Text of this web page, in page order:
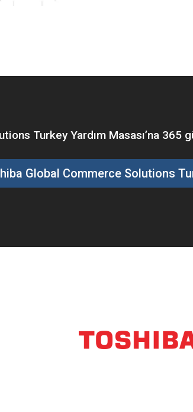
Turkey Yardım Masası’na
Global Commerce Solutions